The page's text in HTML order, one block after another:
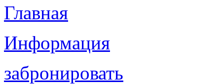
Главная
Информация
забронировать